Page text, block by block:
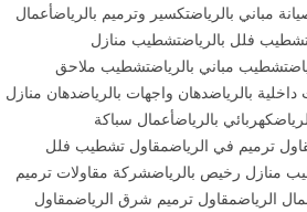
مباني بالرياضتكسير وترميم بالرياضأعمال
فلل بالرياضتشطيب منازل
مباني بالرياضتشطيب ملاحق
بالرياضدهان واجهات بالرياضدهان منازل
بالرياضأعمال سباكة
مقاول ترميم في الرياضمقاول تشطيب فلل
منازل رخيص بالرياضشركة مقاولات ترميم
الرياضمقاول ترميم شرق الرياضمقاول